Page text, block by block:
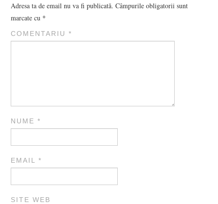
Adresa ta de email nu va fi publicată. Câmpurile obligatorii sunt
marcate cu *
COMENTARIU*
NUME*
EMAIL*
SITE WEB